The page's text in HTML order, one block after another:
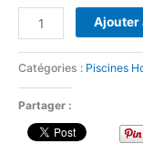
Ajouter
Catégories : Piscines
Partager :